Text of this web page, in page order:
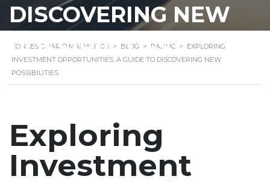
DISCOVERING NEW
POSSIBILITIES
CONCESIONARIO MAXIAUTOS > BLOG > PABLIC > EXPLORING
INVESTMENT OPPORTUNITIES: A GUIDE TO DISCOVERING NEW
POSSIBILITIES
Exploring
Investment